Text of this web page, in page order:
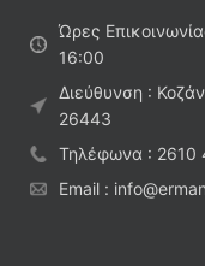
Ώρες
16:00
Διεύθυνση :
26443
Τηλέφωνα : 2610
Email :